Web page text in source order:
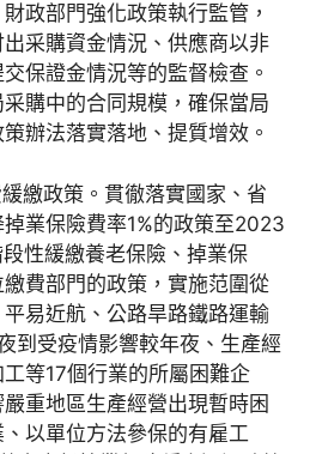
政部門強化政策執行監管，
采購資金情況、供應商以非
保證金情況等的監督檢查。
購中的合同規模，確保當局
辦法落實落地、提質增效。
繳政策。貫徹落實國家、省
業保險費率1%的政策至2023
性緩繳養老保險、掉業保
費部門的政策，實施范圍從
易近航、公路旱路鐵路運輸
到受疫情影響較年夜、生產經
等17個行業的所屬困難企
重地區生產經營出現暫時困
以單位方法參保的有雇工